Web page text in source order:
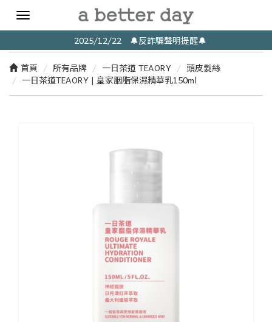
Toggle
navigation
2025/12/22 🔔反詐騙聲明提醒🔔
首頁 所有品牌 一日茶道 TEAORY
頭皮髮絲
一日茶道TEAORY | 皇家胭脂保濕精華乳150ml